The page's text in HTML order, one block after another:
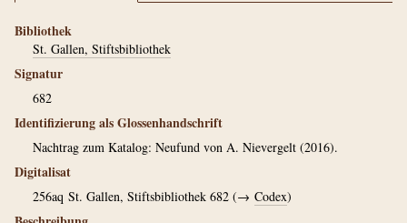
Bibliothek
St. Gallen, Stiftsbibliothek
Signatur
682
Identifizierung als Glossenhandschrift
Nachtrag zum Katalog: Neufund von A. Nievergelt (2016).
Digitalisat
256aq St. Gallen, Stiftsbibliothek 682 (→ Codex)